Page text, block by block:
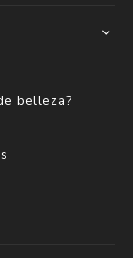
belleza?